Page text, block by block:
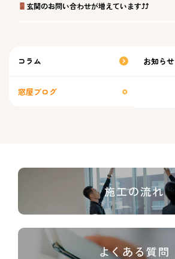
玄関のお問い合わせが増えています⤴⤴
コラム お知らせ
窓屋ブログ
施工の流れ
よくある質問